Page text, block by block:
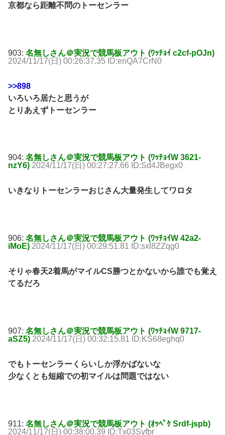
京都なら距離不問のトーセンラー
903: 名無しさん＠実況で競馬板アウト (ﾜｯﾁｮｲ c2cf-pOJn)
2024/11/17(日) 00:26:37.35 ID:enQA7CrN0
>>898
いろいろ居たと思うが
とりあえずトーセンラー
904: 名無しさん＠実況で競馬板アウト (ﾜｯﾁｮｲW 3621-
nzY6) 2024/11/17(日) 00:27:27.66 ID:Sd4JBegx0
いきなりトーセンラーおじさん大量発生してワロタ
906: 名無しさん＠実況で競馬板アウト (ﾜｯﾁｮｲW 42a2-
iMoE) 2024/11/17(日) 00:29:51.81 ID:sxl8ZZqg0
そりゃ春天2着馬がマイルCS勝つとかないから誰でも覚え
てるだろ
907: 名無しさん＠実況で競馬板アウト (ﾜｯﾁｮｲW 9717-
aSZ5) 2024/11/17(日) 00:32:15.81 ID:KS68eghq0
でもトーセンラーくらいしか浮かばないな
少なくとも短縮での初マイルは問題ではない
911: 名無しさん＠実況で競馬板アウト (ｵｯﾍﾟｹ Srdf-jspb)
2024/11/17(日) 00:38:00.39 ID:Tx03Syfbr